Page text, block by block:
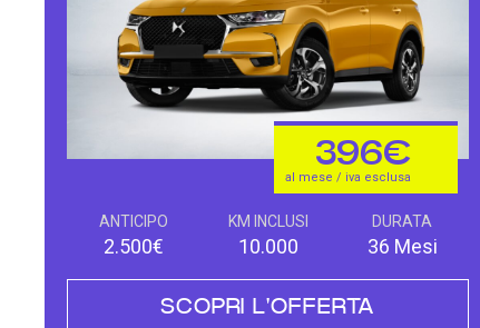
396€
al mese / iva esclusa
ANTICIPO
2.500€
KM INCLUSI
10.000
DURATA
36 Mesi
SCOPRI L'OFFERTA